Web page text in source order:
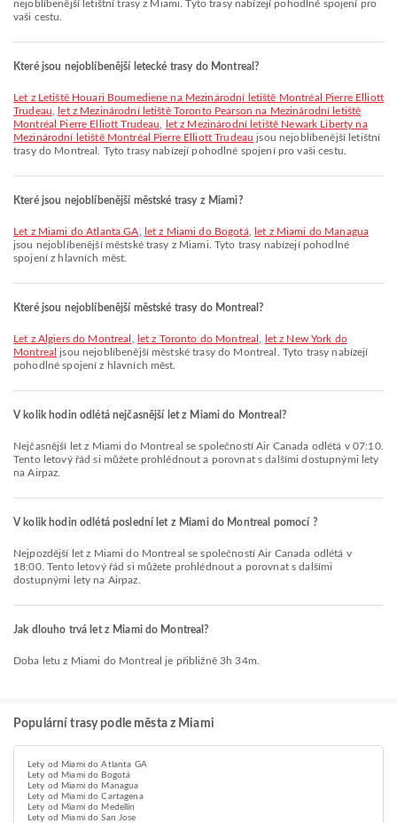
nejoblíbenější letištní trasy z Miami. Tyto trasy nabízejí pohodlné spojení pro
vaši cestu.
Které jsou nejoblíbenější letecké trasy do Montreal?
let z Letiště Houari Boumediene na Mezinárodní letiště Montréal Pierre Elliott
Trudeau
let z Mezinárodní letiště Toronto Pearson na Mezinárodní letiště
Montréal Pierre Elliott Trudeau
let z Mezinárodní letiště Newark Liberty na
Mezinárodní letiště Montréal Pierre Elliott Trudeau jsou nejoblíbenější letištní
trasy do Montreal. Tyto trasy nabízejí pohodlné spojení pro vaši cestu.
Které jsou nejoblíbenější městské trasy z Miami?
let z Miami do Atlanta GA let z Miami do Bogotá,
let z Miami do Managua
jsou nejoblíbenější městské trasy z Miami. Tyto trasy nabízejí pohodlné
spojení z hlavních měst.
Které jsou nejoblíbenější městské trasy do Montreal?
let z Algiers do Montreal let z Toronto do Montreal
let z New York do
Montreal jsou nejoblíbenější městské trasy do Montreal. Tyto trasy nabízejí
pohodlné spojení z hlavních měst.
V kolik hodin odlétá nejčasnější let z Miami do Montreal?
Nejčasnější let z Miami do Montreal se společností Air Canada odlétá v 07:10.
Tento letový řád si můžete prohlédnout a porovnat s dalšími dostupnými lety
na Airpaz.
V kolik hodin odlétá poslední let z Miami do Montreal pomocí ?
Nejpozdější let z Miami do Montreal se společností Air Canada odlétá v
18:00. Tento letový řád si můžete prohlédnout a porovnat s dalšími
dostupnými lety na Airpaz.
Jak dlouho trvá let z Miami do Montreal?
Doba letu z Miami do Montreal je přibližně 3h 34m.
Populární trasy podle města z Miami
Lety od Miami do Atlanta GA
Lety od Miami do Bogotá
Lety od Miami do Managua
Lety od Miami do Cartagena
Lety od Miami do Medellín
Lety od Miami do San Jose